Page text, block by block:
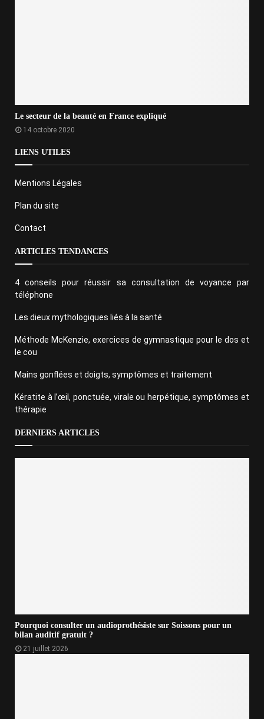
Le secteur de la beauté en France expliqué
14 octobre 2020
LIENS UTILES
Mentions Légales
Plan du site
Contact
ARTICLES TENDANCES
4 conseils pour réussir sa consultation de voyance par
téléphone
Les dieux mythologiques liés à la santé
Méthode McKenzie, exercices de gymnastique pour le dos et
le cou
Mains gonflées et doigts, symptômes et traitement
Kératite à l’œil, ponctuée, virale ou herpétique, symptômes et
thérapie
DERNIERS ARTICLES
Pourquoi consulter un audioprothésiste sur Soissons pour un
bilan auditif gratuit ?
21 juillet 2026